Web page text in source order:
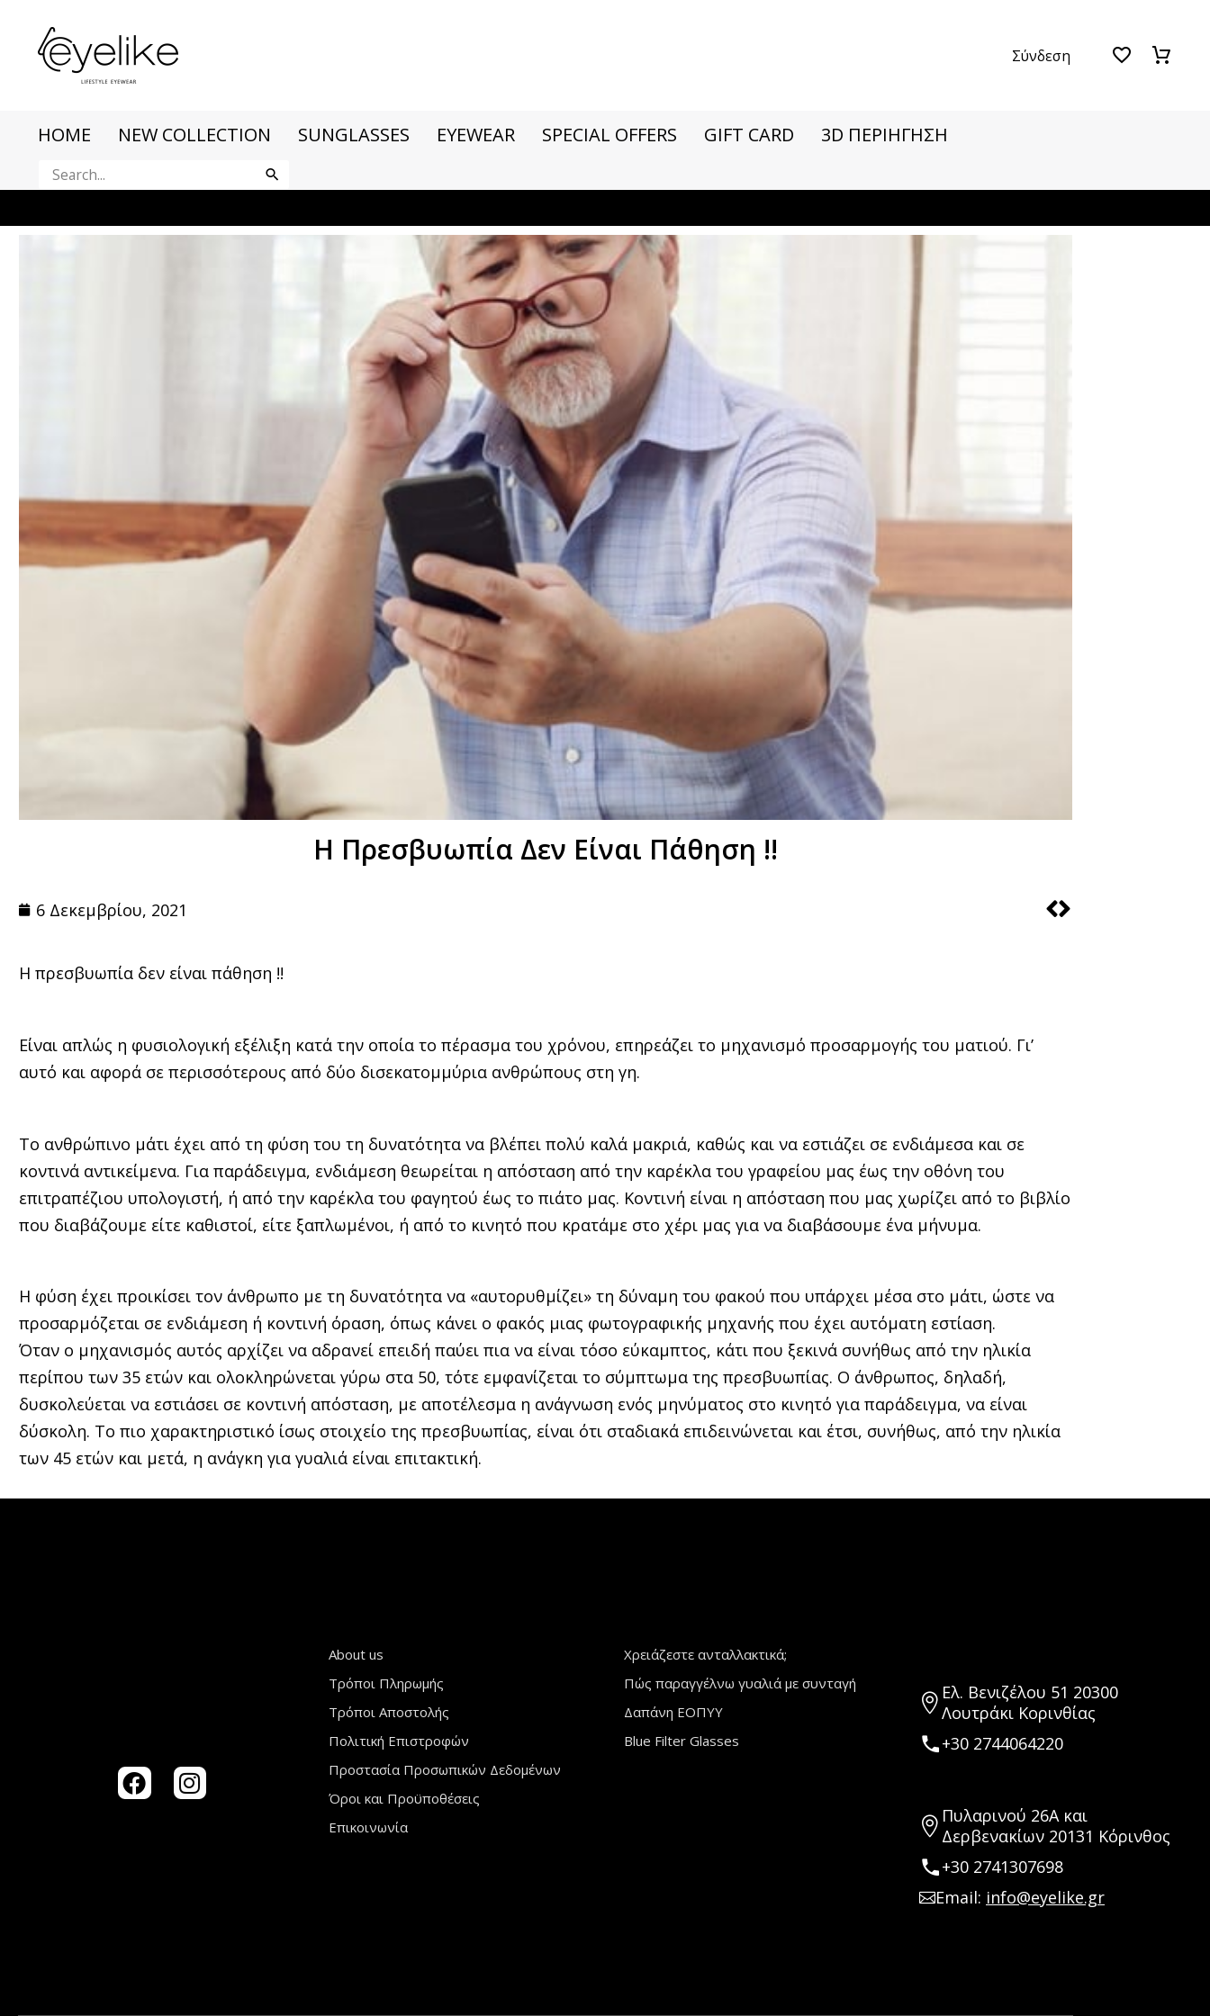
Σύνδεση
HOME NEW COLLECTION SUNGLASSES EYEWEAR SPECIAL OFFERS GIFT CARD 3D ΠΕΡΙΗΓΗΣΗ
Η Πρεσβυωπία Δεν Είναι Πάθηση !!
6 Δεκεμβρίου, 2021
Η πρεσβυωπία δεν είναι πάθηση !!
Είναι απλώς η φυσιολογική εξέλιξη κατά την οποία το πέρασμα του χρόνου, επηρεάζει το μηχανισμό προσαρμογής του ματιού. Γι’
αυτό και αφορά σε περισσότερους από δύο δισεκατομμύρια ανθρώπους στη γη.
Το ανθρώπινο μάτι έχει από τη φύση του τη δυνατότητα να βλέπει πολύ καλά μακριά, καθώς και να εστιάζει σε ενδιάμεσα και σε
κοντινά αντικείμενα. Για παράδειγμα, ενδιάμεση θεωρείται η απόσταση από την καρέκλα του γραφείου μας έως την οθόνη του
επιτραπέζιου υπολογιστή, ή από την καρέκλα του φαγητού έως το πιάτο μας. Κοντινή είναι η απόσταση που μας χωρίζει από το βιβλίο
που διαβάζουμε είτε καθιστοί, είτε ξαπλωμένοι, ή από το κινητό που κρατάμε στο χέρι μας για να διαβάσουμε ένα μήνυμα.
Η φύση έχει προικίσει τον άνθρωπο με τη δυνατότητα να «αυτορυθμίζει» τη δύναμη του φακού που υπάρχει μέσα στο μάτι, ώστε να
προσαρμόζεται σε ενδιάμεση ή κοντινή όραση, όπως κάνει ο φακός μιας φωτογραφικής μηχανής που έχει αυτόματη εστίαση.
Όταν ο μηχανισμός αυτός αρχίζει να αδρανεί επειδή παύει πια να είναι τόσο εύκαμπτος, κάτι που ξεκινά συνήθως από την ηλικία
περίπου των 35 ετών και ολοκληρώνεται γύρω στα 50, τότε εμφανίζεται το σύμπτωμα της πρεσβυωπίας. Ο άνθρωπος, δηλαδή,
δυσκολεύεται να εστιάσει σε κοντινή απόσταση, με αποτέλεσμα η ανάγνωση ενός μηνύματος στο κινητό για παράδειγμα, να είναι
δύσκολη. Το πιο χαρακτηριστικό ίσως στοιχείο της πρεσβυωπίας, είναι ότι σταδιακά επιδεινώνεται και έτσι, συνήθως, από την ηλικία
των 45 ετών και μετά, η ανάγκη για γυαλιά είναι επιτακτική.
About us
Τρόποι Πληρωμής
Τρόποι Aποστολής
Πολιτική Επιστροφών
Προστασία Προσωπικών Δεδομένων
Όροι και Προϋποθέσεις
Επικοινωνία
Χρειάζεστε ανταλλακτικά;
Πώς παραγγέλνω γυαλιά με συνταγή
Δαπάνη ΕΟΠΥΥ
Blue Filter Glasses
Ελ. Βενιζέλου 51 20300
Λουτράκι Κορινθίας
+30 2744064220
Πυλαρινού 26Α και
Δερβενακίων 20131 Κόρινθος
+30 2741307698
Email: info@eyelike.gr